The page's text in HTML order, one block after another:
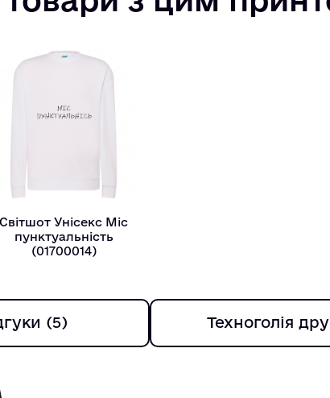
Світшот Унісекс Мiс
пунктуальнiсть
(01700014)
(5) Техноголія